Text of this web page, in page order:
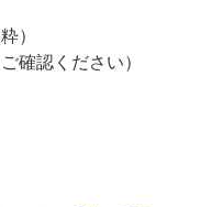
）
確認ください）